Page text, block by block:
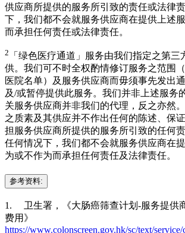
供应商所提供的服务所引致的责任或法律
下，我们都不会就服务供应商在提供上述
而承担任何责任或法律责任。
2
「绿色医疗通道」服务由我们指定之第三
供。我们可不时全权酌情修订服务之范围
医院名单）及服务供应商而毋须事先发出
及/或暂停提供此服务。我们并非上述服务
关服务供应商并非我们的代理，反之亦然
之质素及其供应并不作出任何的陈述、保
担服务供应商所提供的服务所引致的任何
任何情况下，我们都不会就服务供应商在
为或不作为而承担任何责任及法律责任。
参考资料:
1. 卫生署，《大肠癌筛查计划-服务提供
费用》
https://www.colonscreen.gov.hk/sc/text/